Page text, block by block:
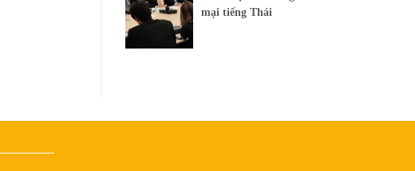
mại tiếng Thái